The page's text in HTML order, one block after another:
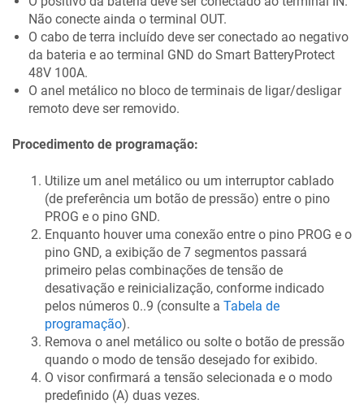
Não conecte ainda o terminal OUT.
O cabo de terra incluído deve ser conectado ao negativo
da bateria e ao terminal GND do Smart BatteryProtect
48V 100A.
O anel metálico no bloco de terminais de ligar/desligar
remoto deve ser removido.
Procedimento de programação:
Utilize um anel metálico ou um interruptor cablado
(de preferência um botão de pressão) entre o pino
PROG e o pino GND.
Enquanto houver uma conexão entre o pino PROG e o
pino GND, a exibição de 7 segmentos passará
primeiro pelas combinações de tensão de
desativação e reinicialização, conforme indicado
pelos números 0..9 (consulte a Tabela de
programação).
Remova o anel metálico ou solte o botão de pressão
quando o modo de tensão desejado for exibido.
O visor confirmará a tensão selecionada e o modo
predefinido (A) duas vezes.